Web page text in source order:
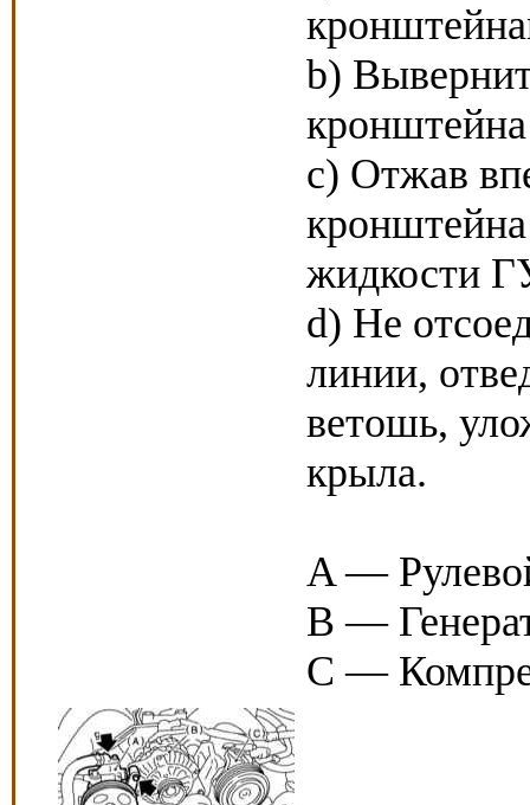
b)
кронштейна
c) Отжав
кронштейна
жидкости
d) Не
линии,
ветошь,
крыла.
A —
B —
C —